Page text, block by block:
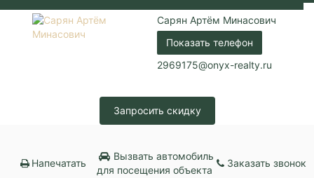
Сарян Артём Минасович
Показать телефон
2969175@onyx-realty.ru
Запросить скидку
Напечатать
Вызвать автомобиль
для посещения объекта
Заказать звонок